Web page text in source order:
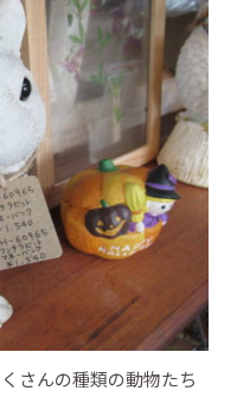
さんの種類の動物たち